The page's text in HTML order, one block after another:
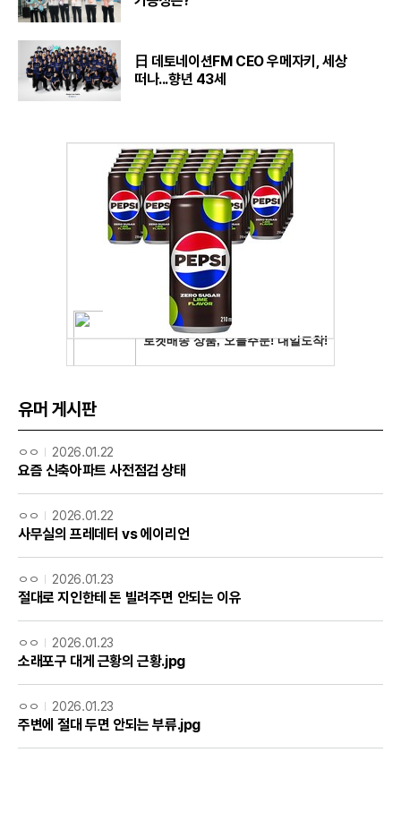
日 데토네이션FM CEO 우메자키, 세상
떠나...향년 43세
유머 게시판
ㅇㅇ 2026.01.22
요즘 신축아파트 사전점검 상태
ㅇㅇ 2026.01.22
사무실의 프레데터 vs 에이리언
ㅇㅇ 2026.01.23
절대로 지인한테 돈 빌려주면 안되는 이유
ㅇㅇ 2026.01.23
소래포구 대게 근황의 근황.jpg
ㅇㅇ 2026.01.23
주변에 절대 두면 안되는 부류.jpg